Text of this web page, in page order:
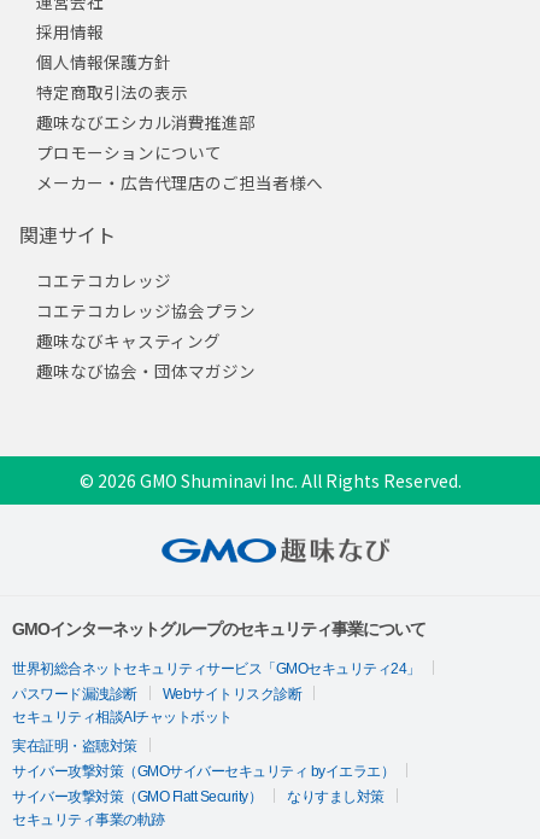
採用情報
個人情報保護方針
特定商取引法の表示
趣味なびエシカル消費推進部
プロモーションについて
メーカー・広告代理店のご担当者様へ
関連サイト
コエテコカレッジ
コエテコカレッジ協会プラン
趣味なびキャスティング
趣味なび協会・団体マガジン
© 2026 GMO Shuminavi Inc. All Rights Reserved.